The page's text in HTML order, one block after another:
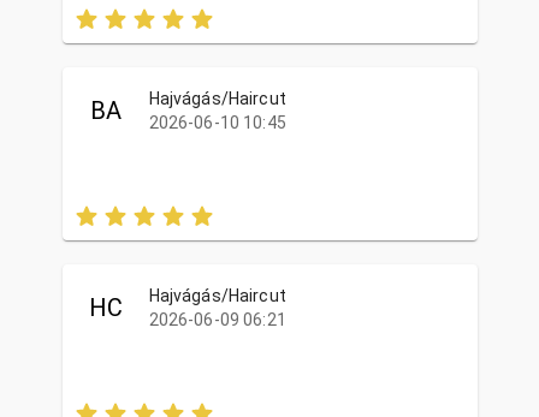
BA
Hajvágás/Haircut
2026-06-10 10:45
HC
Hajvágás/Haircut
2026-06-09 06:21